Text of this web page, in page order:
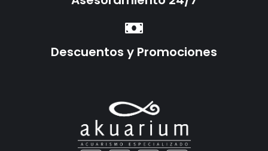
Descuentos y Promociones